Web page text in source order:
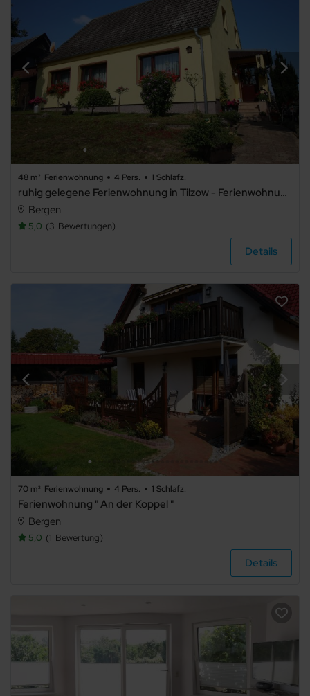
Haustier
erlaubt
Internet
Balkon
Meerblick
Seeblick
Panoramablick
TV
Haustiere
Grillmöglichkeit
Waschmaschine
Trockner
Spülmaschine
Mikrowelle
Nichtraucher
Allergikerfreundlich
Sauna
Gemeinschaftssauna
Barrierefrei
48 m² Ferienwohnung 4 Pers. 1 Schlafz.
ruhig gelegene Ferienwohnung in Tilzow - Ferienwohnung
Bergen
5,0 3 Bewertungen
Details
70 m² Ferienwohnung 4 Pers. 1 Schlafz.
Ferienwohnung " An der Koppel "
Bergen
5,0 1 Bewertung
Details